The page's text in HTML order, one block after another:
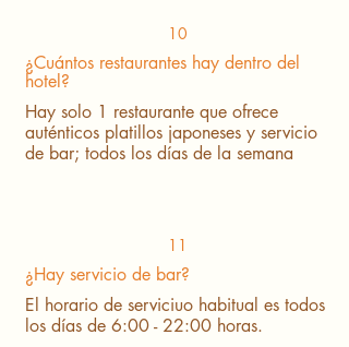
10
¿Cuántos restaurantes hay dentro del
hotel?
Hay solo 1 restaurante que ofrece
auténticos platillos japoneses y servicio
de bar; todos los días de la semana
11
¿Hay servicio de bar?
El horario de serviciuo habitual es todos
los días de 6:00 - 22:00 horas.